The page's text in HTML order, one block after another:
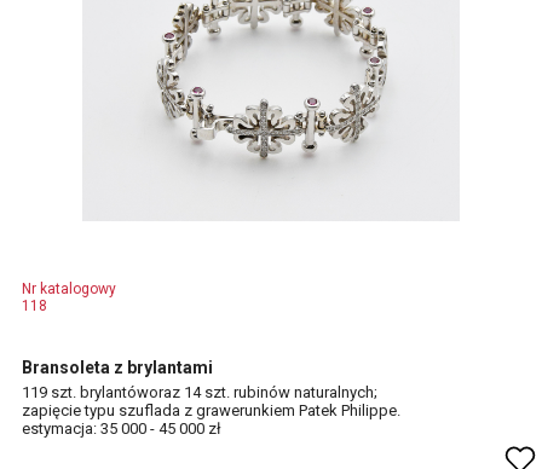
Nr katalogowy
118
Bransoleta z brylantami
119 szt. brylantóworaz 14 szt. rubinów naturalnych;
zapięcie typu szuflada z grawerunkiem Patek Philippe.
estymacja: 35 000 - 45 000 zł